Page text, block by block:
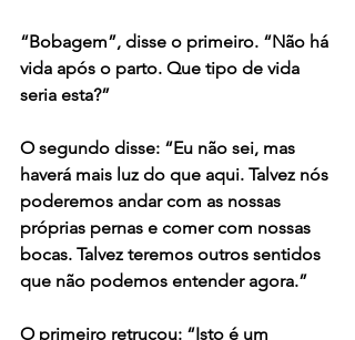
“Bobagem”, disse o primeiro. “Não há
vida após o parto. Que tipo de vida
seria esta?”
O segundo disse: “Eu não sei, mas
haverá mais luz do que aqui. Talvez nós
poderemos andar com as nossas
próprias pernas e comer com nossas
bocas. Talvez teremos outros sentidos
que não podemos entender agora.”
O primeiro retrucou: “Isto é um